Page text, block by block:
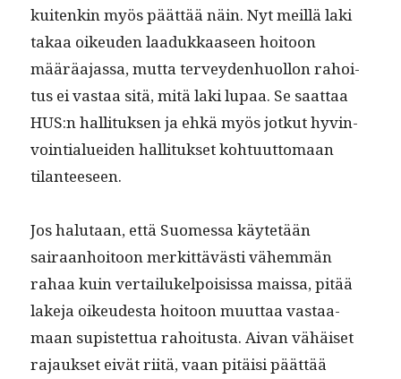
kuitenkin myös päät­tää näin. Nyt meil­lä laki
takaa oikeu­den laadukkaaseen hoitoon
määräa­jas­sa, mut­ta ter­vey­den­huol­lon rahoi­
tus ei vas­taa sitä, mitä laki lupaa. Se saat­taa
HUS:n hal­li­tuk­sen ja ehkä myös jotkut hyv­in­
voin­tialuei­den hal­li­tuk­set kohtu­ut­tomaan
tilanteeseen.
Jos halu­taan, että Suomes­sa käytetään
sairaan­hoitoon merkit­tävästi vähem­män
rahaa kuin ver­tailukelpoi­sis­sa mais­sa, pitää
lake­ja oikeud­es­ta hoitoon muut­taa vas­taa­
maan supis­tet­tua rahoi­tus­ta. Aivan vähäiset
rajauk­set eivät riitä, vaan pitäisi päät­tää